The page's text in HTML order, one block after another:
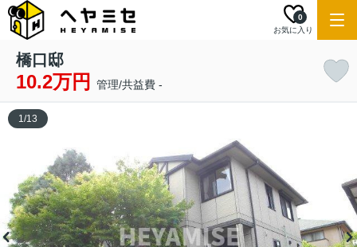
お気に入り
0
橋口邸
10.2万円 管理/共益費 -
1/13